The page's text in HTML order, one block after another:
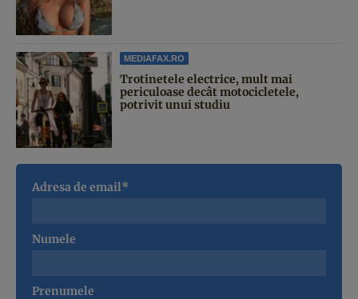
MEDIAFAX.RO
Trotinetele electrice, mult mai
periculoase decât motocicletele,
potrivit unui studiu
Adresa de email*
Numele
Prenumele